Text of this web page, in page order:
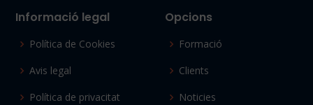
Informació legal
Política de Cookies
Avis legal
Política de privacitat
Opcions
Formació
Clients
Noticies